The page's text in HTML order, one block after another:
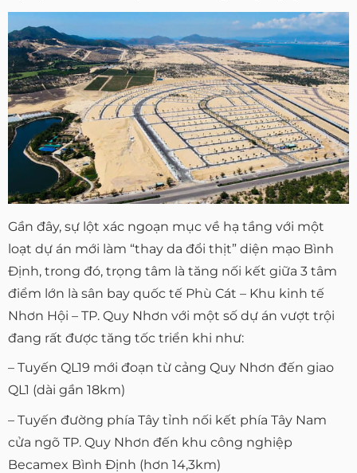
Gần đây, sự lột xác ngoạn mục về hạ tầng với một
loạt dự án mới làm “thay da đổi thịt” diện mạo Bình
Định, trong đó, trọng tâm là tăng nối kết giữa 3 tâm
điểm lớn là sân bay quốc tế Phù Cát – Khu kinh tế
Nhơn Hội – TP. Quy Nhơn với một số dự án vượt trội
đang rất được tăng tốc triển khi như:
– Tuyến QL19 mới đoạn từ cảng Quy Nhơn đến giao
QL1 (dài gần 18km)
– Tuyến đường phía Tây tỉnh nối kết phía Tây Nam
cửa ngõ TP. Quy Nhơn đến khu công nghiệp
Becamex Bình Định (hơn 14,3km)